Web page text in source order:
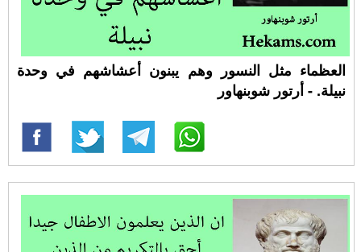
العظماء مثل النسور وهم يبنون أعشاشهم في وحدة
نبيلة. - أرتور شوبنهاور